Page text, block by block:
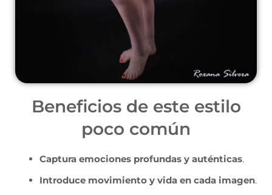
Beneficios de este estilo
poco común
Captura emociones profundas y auténticas.
Introduce movimiento y vida en cada imagen.